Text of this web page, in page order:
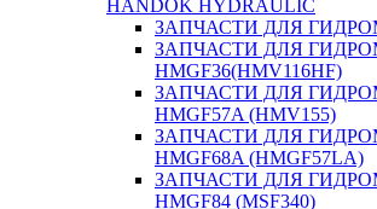
HANDOK HYDRAULIC
ЗАПЧАСТИ ДЛЯ
ЗАПЧАСТИ ДЛЯ
HMGF36(HMV116HF)
ЗАПЧАСТИ ДЛЯ
HMGF57A (HMV155)
ЗАПЧАСТИ ДЛЯ
HMGF68A (HMGF57LA)
ЗАПЧАСТИ ДЛЯ
HMGF84 (MSF340)